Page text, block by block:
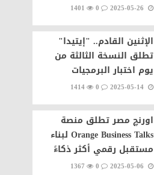
0
1401
الإثنين القادم.. "إيتيدا"
تطلق النسخة الثالثة من
يوم اختبار البرمجيات
2025-05-14
0
1414
اورنچ مصر تطلق منصة
Orange Business Talks لبناء
مستقبل رقمي أكثر ذكاءً
0
1367